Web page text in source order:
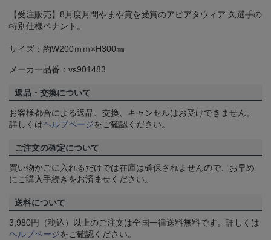
【受注販売】8月度月間やまや賞を受賞のアピアタウィア 久選手の
特別仕様ペナント。
サイズ：約W200ｍｍ×H300㎜
メーカー品番：vs901483
返品・交換について
お客様都合による返品、交換、キャンセルはお受けできません。
詳しくはヘルプページをご確認ください。
ご注文の確定について
買い物かごに入れるだけでは在庫は確保されませんので、お早め
にご購入手続きをお済ませください。
送料について
3,980円（税込）以上のご注文は全国一律送料無料です。詳しくは
ヘルプページをご確認ください。